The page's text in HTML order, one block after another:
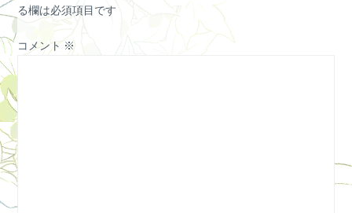
る欄は必須項目です
コメント※